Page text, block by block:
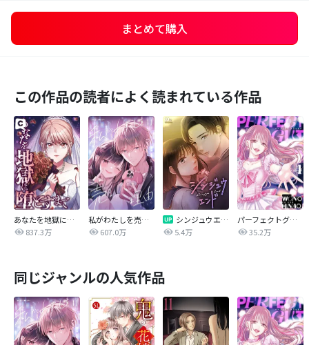
まとめて購入
この作品の読者によく読まれている作品
あなたを地獄に堕とすまで
837.3万
私がわたしを売る理由
607.0万
シンジュウエンド【タテヨミ】
5.4万
パーフェクトグリッター
35.2万
同じジャンルの人気作品